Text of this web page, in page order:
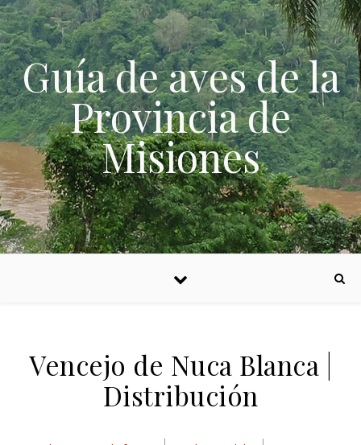
Skip to content
Guía de aves de la
Provincia de
Misiones
Vencejo de Nuca Blanca |
Distribución